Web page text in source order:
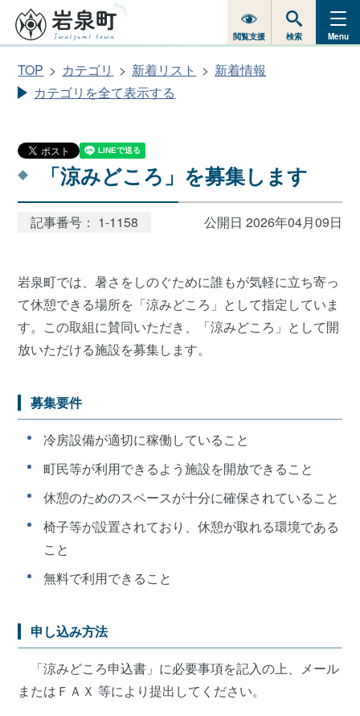
閲覧支援 検索 Menu
TOP カテゴリ 新着リスト
新着情報
カテゴリを全て表示する
「涼みどころ」を募集します
記事番号： 1-1158 公開日 2026年04月09日
岩泉町では、暑さをしのぐために誰もが気軽に立ち寄っ
て休憩できる場所を「涼みどころ」として指定していま
す。この取組に賛同いただき、「涼みどころ」として開
放いただける施設を募集します。
募集要件
冷房設備が適切に稼働していること
町民等が利用できるよう施設を開放できること
休憩のためのスペースが十分に確保されていること
椅子等が設置されており、休憩が取れる環境である
こと
無料で利用できること
申し込み方法
「涼みどころ申込書」に必要事項を記入の上、メール
またはＦＡＸ 等により提出してください。